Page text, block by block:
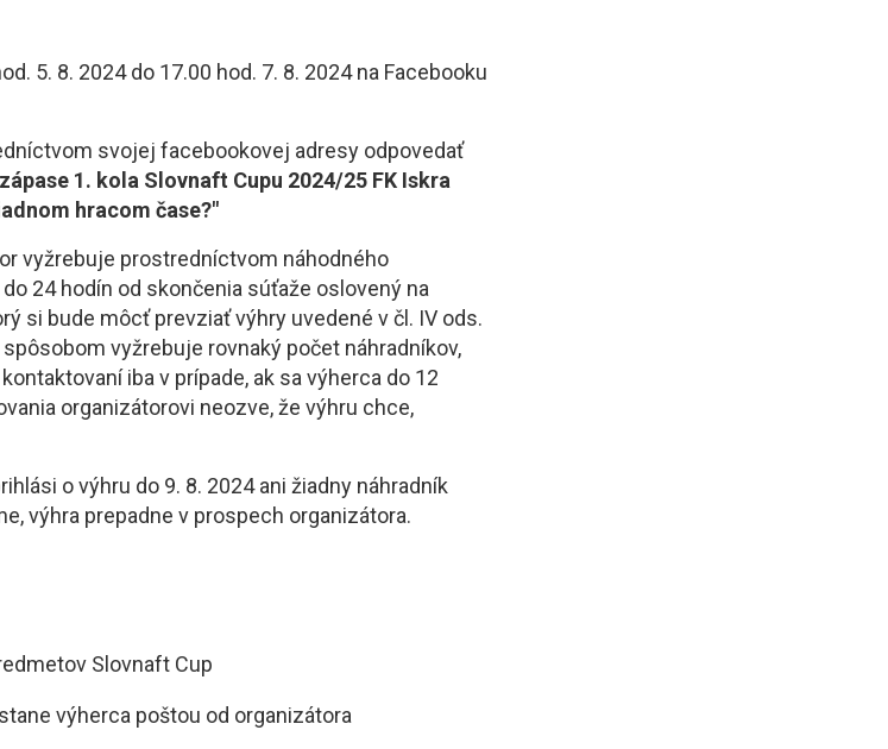
5. 8. 2024 do 17.00 hod. 7. 8. 2024 na Facebooku
svojej facebookovej adresy odpovedať
1. kola Slovnaft Cupu 2024/25 FK Iskra
hracom čase?"
vyžrebuje prostredníctvom náhodného
24 hodín od skončenia súťaže oslovený na
si bude môcť prevziať výhry uvedené v čl. IV ods.
vyžrebuje rovnaký počet náhradníkov,
iba v prípade, ak sa výherca do 12
organizátorovi neozve, že výhru chce,
o výhru do 9. 8. 2024 ani žiadny náhradník
výhra prepadne v prospech organizátora.
Slovnaft Cup
výherca poštou od organizátora